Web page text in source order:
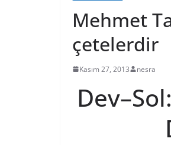
Mehmet
çetelerdir
Kasım 27, 2013 nesra